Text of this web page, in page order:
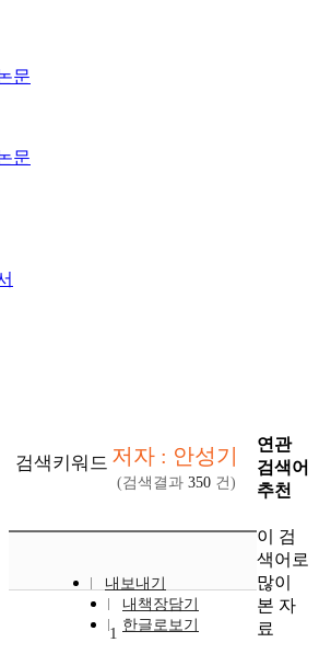
문
문
검색키워드 저자 : 안성기
(검색결과 350 건)
내보내기
내책장담기
한글로보기
1
연관
검색어
추천
이 검
색어로
많이
본 자
료